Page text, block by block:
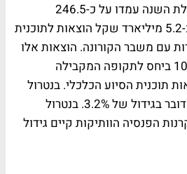
הוצאות הממשלה מתחילת השנה עמדו על כ-246.5
מיליארד שקל, מתוכם כ-5.2 מיליארד שקל הוצאות לתוכנית
עם משבר הקורונה. הוצאות אלו
משקפות קיטון של 10.7% ביחס לתקופה המקבילה
תוכנית הסיוע הכלכלי. בנטרול
הוצאות תוכנית הסיוע מדובר בגידול של 3.2%. בנטרול
הפנסיה הוותיקות קיים גידול